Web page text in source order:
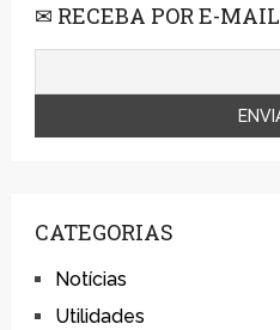
✉ RECEBA POR E-MAIL
CATEGORIAS
Notícias
Utilidades